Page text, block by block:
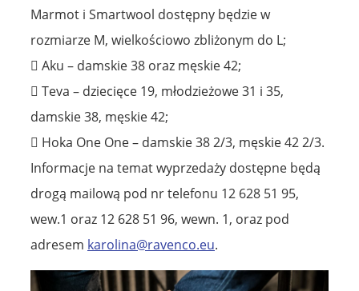
Marmot i Smartwool dostępny będzie w
rozmiarze M, wielkościowo zbliżonym do L;
 Aku – damskie 38 oraz męskie 42;
 Teva – dziecięce 19, młodzieżowe 31 i 35,
damskie 38, męskie 42;
 Hoka One One – damskie 38 2/3, męskie 42 2/3.
Informacje na temat wyprzedaży dostępne będą
drogą mailową pod nr telefonu 12 628 51 95,
wew.1 oraz 12 628 51 96, wewn. 1, oraz pod
adresem karolina@ravenco.eu.